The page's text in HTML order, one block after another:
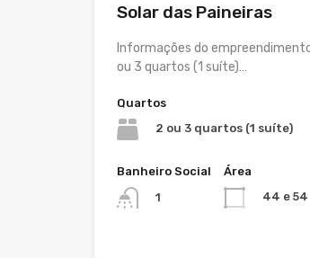
Solar das Paineiras
Informações do
ou 3 quartos (1 suíte)…
Quartos
2 ou 3 quartos (1 suíte)
Banheiro Social
1
Área
44 e 54